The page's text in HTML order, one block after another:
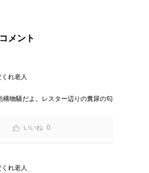
メント
れ老人
構物騒だよ。レスター辺りの糞尿の匂
0
れ老人